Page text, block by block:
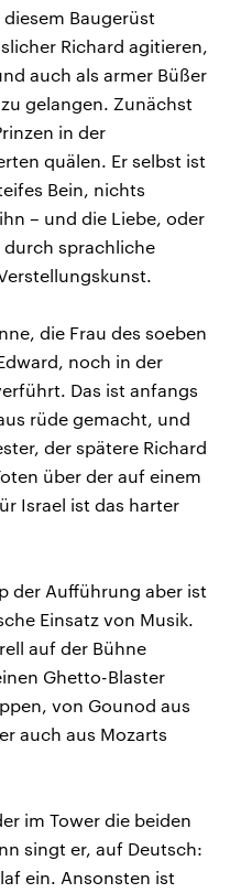
Baugerüst
Richard agitieren,
auch als armer Büßer
gelangen. Zunächst
in der
quälen. Er selbst ist
Bein, nichts
– und die Liebe, oder
durch sprachliche
die Frau des soeben
noch in der
Das ist anfangs
rüde gemacht, und
der spätere Richard
über der auf einem
Israel ist das harter
der Aufführung aber ist
Einsatz von Musik.
auf der Bühne
Ghetto-Blaster
von Gounod aus
auch aus Mozarts
im Tower die beiden
singt er, auf Deutsch:
ein. Ansonsten ist